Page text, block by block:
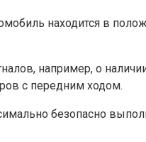
находится в
например, о
с передним ходом.
безопасно